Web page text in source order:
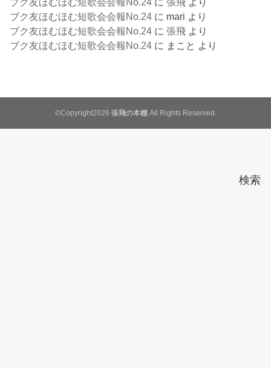
検索
ブク友ほむほむ短歌会会報No.24 に mari より
ブク友ほむほむ短歌会会報No.24 に張飛 より
ブク友ほむほむ短歌会会報No.24 に まこと より
©Copyright2026 張飛の本棚 .All Rights Reserved.